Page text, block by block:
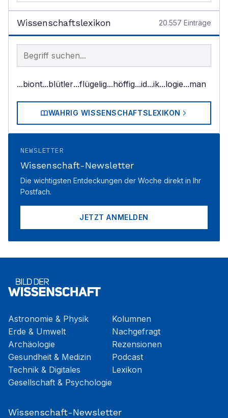
Wissenschaftslexikon 20.557 Einträge
Begriff im Lexikon suchen
...biont...blütler...flügelig...höffig...id...ik...logie...man
WAHRIG WISSENSCHAFTSLEXIKON
NEWSLETTER
Wissenschaft-Newsletter
Die wichtigsten Entdeckungen der Woche direkt in Ihr
Postfach.
JETZT ANMELDEN
Astronomie & Physik
Erde & Umwelt
Archäologie
Gesundheit & Medizin
Technik & Digitales
Gesellschaft & Psychologie
Kolumnen
Nachgefragt
Rezensionen
Podcast
Lexikon
Wissenschaft-Newsletter